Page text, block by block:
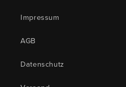
Impressum
AGB
Datenschutz